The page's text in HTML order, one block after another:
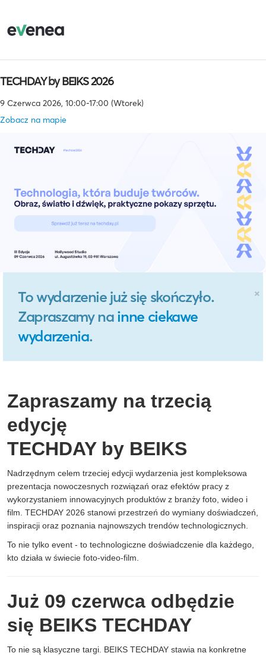
TECHDAY by BEIKS 2026
9 Czerwca 2026, 10:00-17:00 (Wtorek)
Zobacz na mapie
×
To wydarzenie już się skończyło.
Zapraszamy na inne ciekawe
wydarzenia.
Zapraszamy na trzecią
edycję
TECHDAY by BEIKS
Nadrzędnym celem trzeciej edycji wydarzenia jest kompleksowa
prezentacja nowoczesnych rozwiązań oraz efektów pracy z
wykorzystaniem innowacyjnych produktów z branży foto, wideo i
film. TECHDAY 2026 stanowi przestrzeń do wymiany doświadczeń,
inspiracji oraz poznania najnowszych trendów technologicznych.
To nie tylko event - to technologiczne doświadczenie dla każdego,
kto działa w świecie foto-video-film.
Już 09 czerwca odbędzie
się BEIKS TECHDAY
To nie są klasyczne targi. BEIKS TECHDAY stawia na konkretne